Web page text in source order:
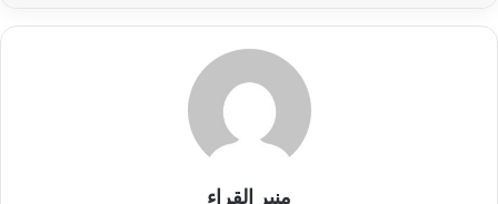
منبر القراء